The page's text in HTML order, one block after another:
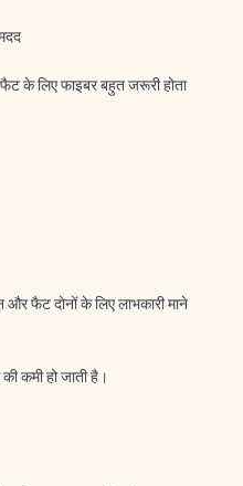
के लिए फाइबर बहुत जरूरी होता
और फैट दोनों के लिए लाभकारी माने
कमी हो जाती है।